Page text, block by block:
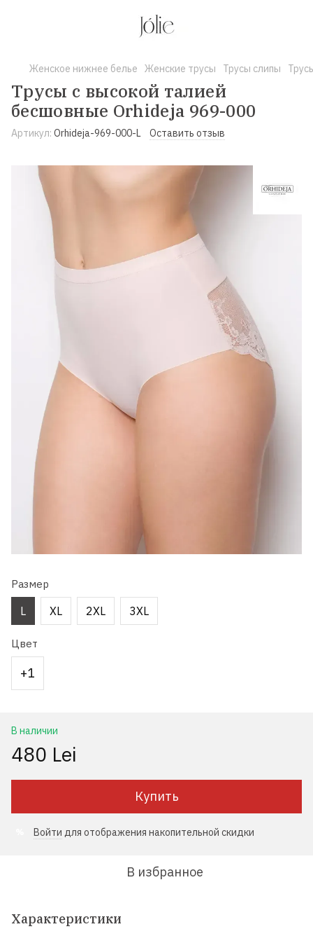
Женское нижнее белье Женские трусы Трусы слипы
Трусы с высокой талией
бесшовные Orhideja 969-000
Артикул: Orhideja-969-000-L Оставить отзыв
Размер
L XL 2XL 3XL
Цвет
+1
В наличии
480 Lei
Купить
Войти для отображения накопительной скидки
В избранное
Характеристики